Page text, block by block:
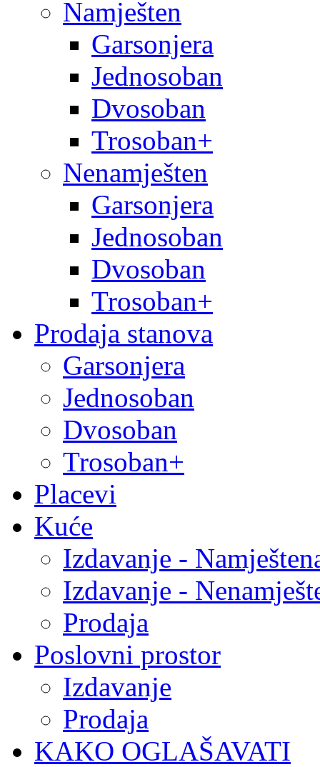
Namješten
Garsonjera
Jednosoban
Dvosoban
Trosoban+
Nenamješten
Garsonjera
Jednosoban
Dvosoban
Trosoban+
Prodaja stanova
Garsonjera
Jednosoban
Dvosoban
Trosoban+
Placevi
Kuće
Izdavanje -
Izdavanje -
Prodaja
Poslovni prostor
Izdavanje
Prodaja
KAKO OGLAŠAVATI